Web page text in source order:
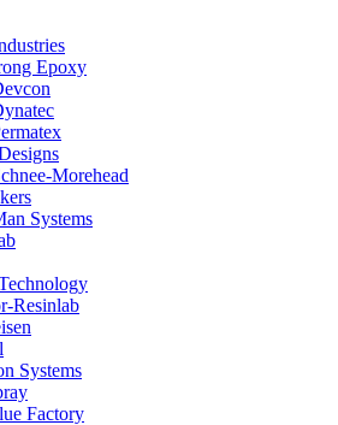
Epoxy
Morehead
Systems
Resinlab
Systems
Factory